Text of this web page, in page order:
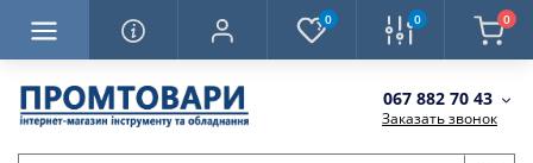
0 0 0
067 882 70 43
Заказать звонок